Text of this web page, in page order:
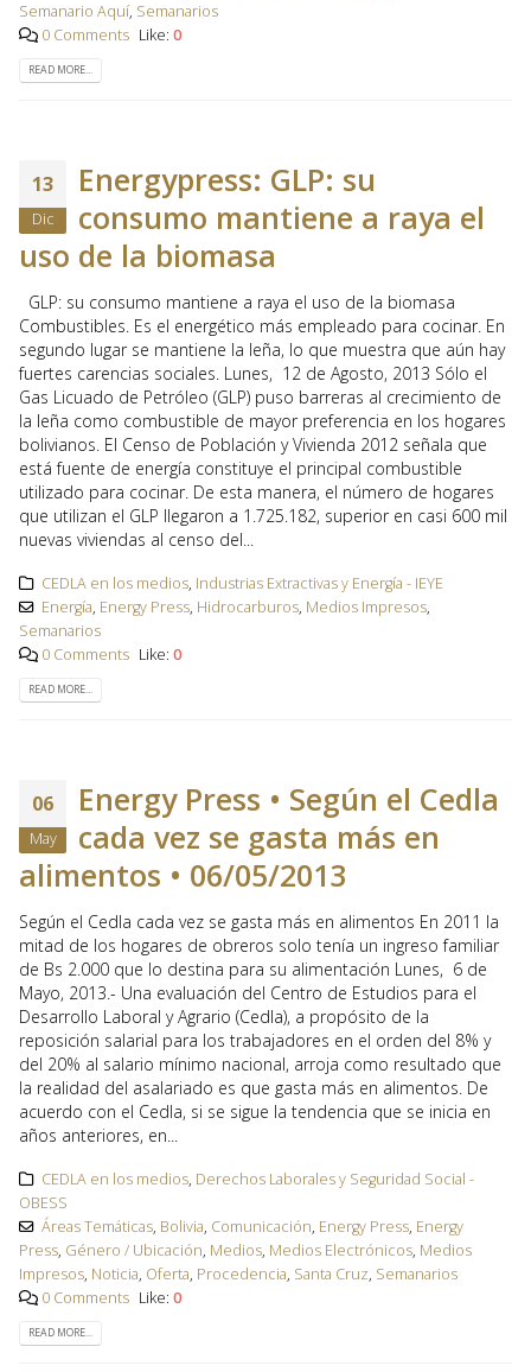
Semanario Aquí, Semanarios
0 Comments Like: 0
READ MORE...
13
Dic
Energypress: GLP: su
consumo mantiene a raya el
uso de la biomasa
GLP: su consumo mantiene a raya el uso de la biomasa
Combustibles. Es el energético más empleado para cocinar. En
segundo lugar se mantiene la leña, lo que muestra que aún hay
fuertes carencias sociales. Lunes, 12 de Agosto, 2013 Sólo el
Gas Licuado de Petróleo (GLP) puso barreras al crecimiento de
la leña como combustible de mayor preferencia en los hogares
bolivianos. El Censo de Población y Vivienda 2012 señala que
está fuente de energía constituye el principal combustible
utilizado para cocinar. De esta manera, el número de hogares
que utilizan el GLP llegaron a 1.725.182, superior en casi 600 mil
nuevas viviendas al censo del...
CEDLA en los medios, Industrias Extractivas y Energía - IEYE
Energía, Energy Press, Hidrocarburos, Medios Impresos,
Semanarios
0 Comments Like: 0
READ MORE...
06
May
Energy Press • Según el Cedla
cada vez se gasta más en
alimentos • 06/05/2013
Según el Cedla cada vez se gasta más en alimentos En 2011 la
mitad de los hogares de obreros solo tenía un ingreso familiar
de Bs 2.000 que lo destina para su alimentación Lunes, 6 de
Mayo, 2013.- Una evaluación del Centro de Estudios para el
Desarrollo Laboral y Agrario (Cedla), a propósito de la
reposición salarial para los trabajadores en el orden del 8% y
del 20% al salario mínimo nacional, arroja como resultado que
la realidad del asalariado es que gasta más en alimentos. De
acuerdo con el Cedla, si se sigue la tendencia que se inicia en
años anteriores, en...
CEDLA en los medios, Derechos Laborales y Seguridad Social -
OBESS
Áreas Temáticas, Bolivia, Comunicación, Energy Press, Energy
Press, Género / Ubicación, Medios, Medios Electrónicos, Medios
Impresos, Noticia, Oferta, Procedencia, Santa Cruz, Semanarios
0 Comments Like: 0
READ MORE...